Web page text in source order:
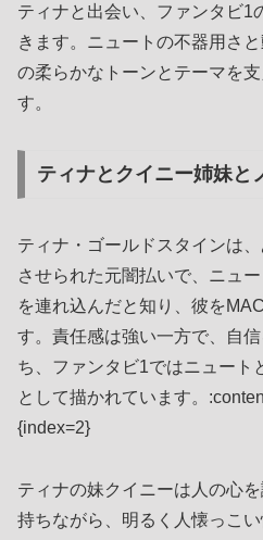
ティナと出会い、ファンタビ1
きます。ニュートの不器用さ
の柔らかなトーンとテーマを
す。
ティナとクイニー姉妹と
ティナ・ゴールドスタインは
させられた元闇払いで、ニュ
を連れ込んだと知り、彼を
す。責任感は強い一方で、自
ち、ファンタビ1ではニュート
として描かれています。
{index=2}
ティナの妹クイニーは人の心
持ちながら、明るく人懐っこ